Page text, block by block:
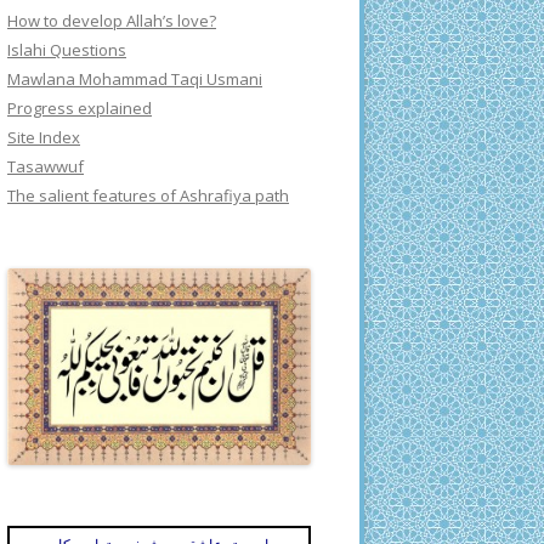
How to develop Allah’s love?
Islahi Questions
Mawlana Mohammad Taqi Usmani
Progress explained
Site Index
Tasawwuf
The salient features of Ashrafiya path